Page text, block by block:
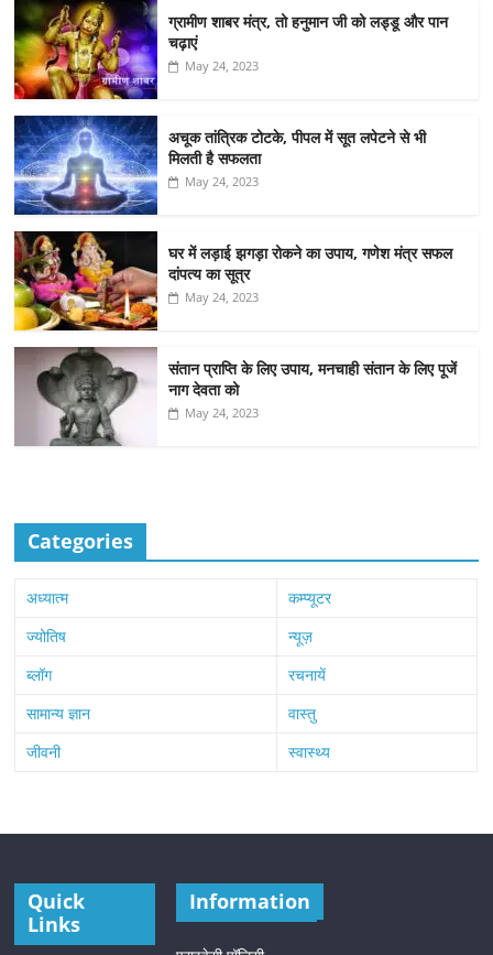
ग्रामीण शाबर मंत्र, तो हनुमान जी को लड्डू और पान
चढ़ाएं
May 24, 2023
अचूक तांत्रिक टोटके, पीपल में सूत लपेटने से भी
मिलती है सफलता
May 24, 2023
घर में लड़ाई झगड़ा रोकने का उपाय, गणेश मंत्र सफल
दांपत्य का सूत्र
May 24, 2023
संतान प्राप्ति के लिए उपाय, मनचाही संतान के लिए पूजें
नाग देवता को
May 24, 2023
Categories
अध्यात्म
कम्प्यूटर
ज्योतिष
न्यूज़
ब्लॉग
रचनायें
सामान्य ज्ञान
वास्तु
जीवनी
स्वास्थ्य
Quick
Links
Information